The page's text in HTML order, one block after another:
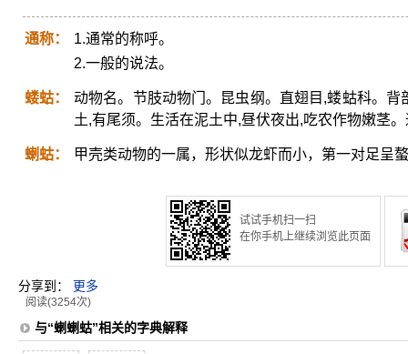
通称：
1.通常的称呼。
2.一般的说法。
蝼蛄：
动物名。节肢动物门。昆虫纲。直翅目,蝼蛄科。
土,有尾须。生活在泥土中,昼伏夜出,吃农作物嫩茎。
蝲蛄： 甲壳类动物的一属，形状似龙虾而小，第一对足呈
试试手机扫一扫
在你手机上继续浏览此页面
分享到： 更多
阅读(3254次)
与“蝲蝲蛄”相关的字典解释